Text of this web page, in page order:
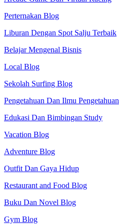
Perternakan Blog
Liburan Dengan Spot Salju Terbaik
Belajar Mengenal Bisnis
Local Blog
Sekolah Surfing Blog
Pengetahuan Dan Ilmu Pengetahuan
Edukasi Dan Bimbingan Study
Vacation Blog
Adventure Blog
Outfit Dan Gaya Hidup
Restaurant and Food Blog
Buku Dan Novel Blog
Gym Blog